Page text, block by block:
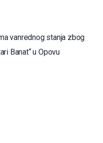
vanrednog stanja zbog
Banat“ u Opovu